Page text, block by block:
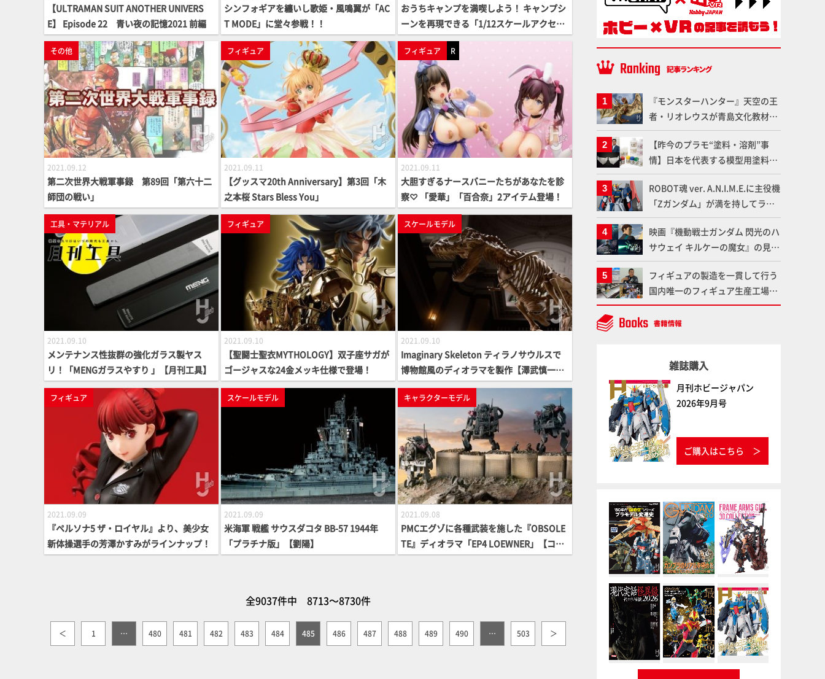
【ULTRAMAN SUIT ANOTHER UNIVERS
E】 Episode 22 青い夜の記憶2021 前編
シンフォギアを纏いし歌姫・風鳴翼が「AC
T MODE」に堂々参戦！！
おうちキャンプを満喫しよう！ キャンプシ
ーンを再現できる「1/12スケールアクセサ
リー＆ペーパーディオラマ」発売中！1/12
スケールキャンプ装備セットA、テントセ
ットA【ドラゴンホース 1/12】
その他
2021.09.12
第二次世界大戦軍事録 第89回「第六十二
師団の戦い」
フィギュア
2021.09.11
【グッスマ20th Anniversary】第3回「木
之本桜 Stars Bless You」
フィギュア R
2021.09.11
大胆すぎるナースバニーたちがあなたを診
察♡ 「愛華」「百合奈」2アイテム登場！
工具・マテリアル
2021.09.10
メンテナンス性抜群の強化ガラス製ヤス
リ！「MENGガラスやすり 」【月刊工具】
フィギュア
2021.09.10
【聖闘士聖衣MYTHOLOGY】双子座サガが
ゴージャスな24金メッキ仕様で登場！
スケールモデル
2021.09.10
Imaginary Skeleton ティラノサウルスで
博物館風のディオラマを製作【澤武慎一
郎】
フィギュア
2021.09.09
『ペルソナ5 ザ・ロイヤル』より、美少女
新体操選手の芳澤かすみがラインナップ！
スケールモデル
2021.09.09
米海軍 戦艦 サウスダコタ BB-57 1944年
「プラチナ版」【劉陽】
キャラクターモデル
2021.09.08
PMCエグゾに各種武装を施した『OBSOLE
TE』ディオラマ「EP4 LOEWNER」【コジ
マ大隊長】
全9037件中 8713～8730件
＜ 1 … 480 481 482 483 484 485 486 487 488 489 490 … 503 ＞
『モンスターハンター』天空の王
者・リオレウスが青島文化教材社
「PLAfig.」にラインナップ！原
型・蟹蟲修造氏の彩色作例で超ハ
イディテールかつ躍動感に満ちた
造形をチェック
【昨今のプラモ“塗料・溶剤”事
情】日本を代表する模型用塗料
「Mr.カラー」やツールメーカー
である「GSIクレオス」が語るラ
ッカー塗料の未来とは？
ROBOT魂 ver. A.N.I.M.E.に主役機
「Zガンダム」が満を持してライ
ンナップ！ウェイブライダーへの
変形、劇中どおりのプロポーショ
ンを再現【機動戦士Zガンダム】
映画『機動戦士ガンダム 閃光のハ
サウェイ キルケーの魔女』の見放
題配信が8月31日（月）よりスタ
ート！Prime Videoで国内独占配
信
フィギュアの製造を一貫して行う
国内唯一のフィギュア生産工場グ
ッドスマイルカンパニーの楽月・
望月工場に突撃！谷本工場長への
雑誌購入
月刊ホビージャパン
2026年9月号
ご購入はこちら